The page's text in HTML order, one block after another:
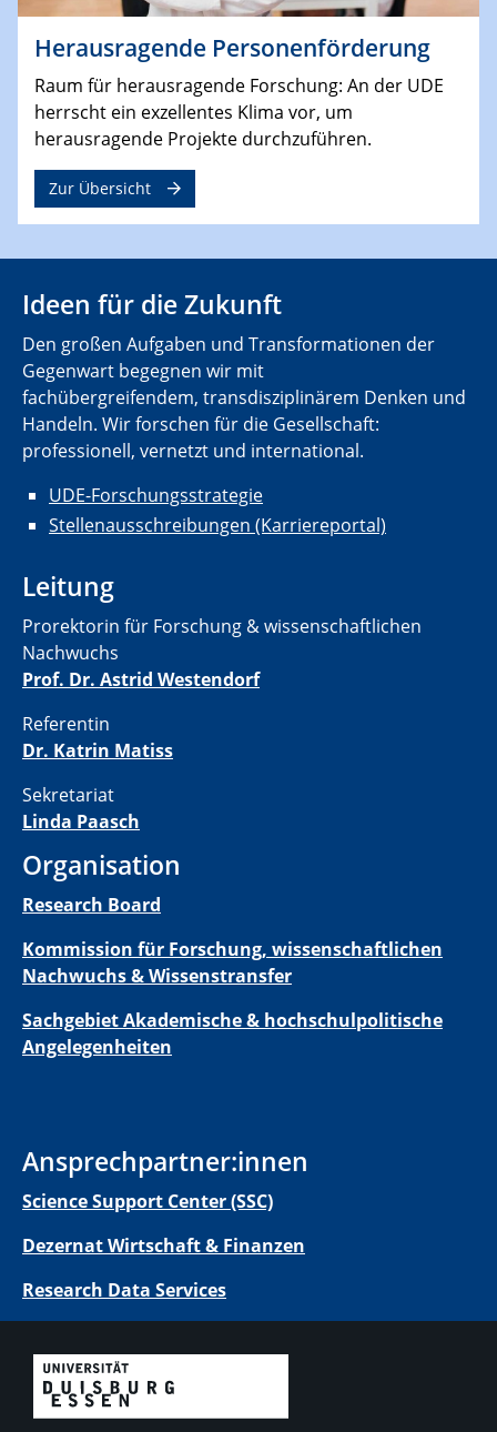
Herausragende Personenförderung
Raum für herausragende Forschung: An der UDE
herrscht ein exzellentes Klima vor, um
herausragende Projekte durchzuführen.
Zur Übersicht
Ideen für die Zukunft
Den großen Aufgaben und Transformationen der
Gegenwart begegnen wir mit
fachübergreifendem, transdisziplinärem Denken und
Handeln. Wir forschen für die Gesellschaft:
professionell, vernetzt und international.
UDE-Forschungsstrategie
Stellenausschreibungen (Karriereportal)
Leitung
Prorektorin für Forschung & wissenschaftlichen
Nachwuchs
Prof. Dr. Astrid Westendorf
Referentin
Dr. Katrin Matiss
Sekretariat
Linda Paasch
Organisation
Research Board
Kommission für Forschung, wissenschaftlichen
Nachwuchs & Wissenstransfer
Sachgebiet Akademische & hochschulpolitische
Angelegenheiten
Ansprechpartner:innen
Science Support Center (SSC)
Dezernat Wirtschaft & Finanzen
Research Data Services